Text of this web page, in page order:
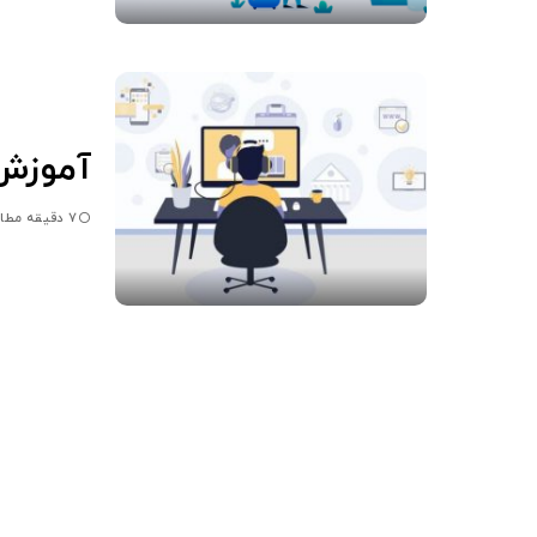
7 دقیقه مطالعه